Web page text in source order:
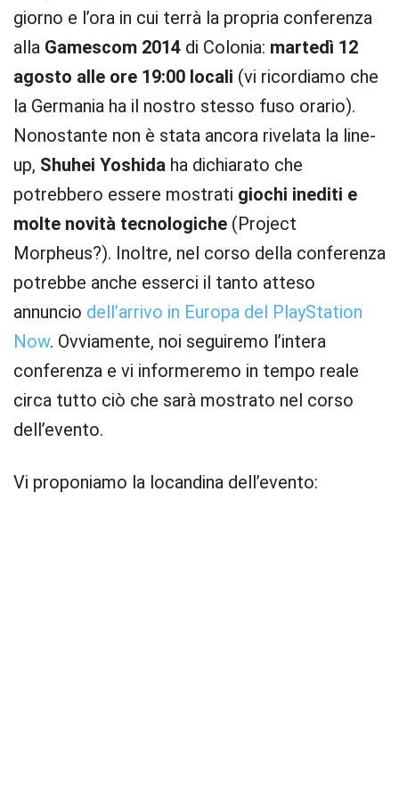
giorno e l’ora in cui terrà la propria conferenza
alla Gamescom 2014 di Colonia: martedì 12
agosto alle ore 19:00 locali (vi ricordiamo che
la Germania ha il nostro stesso fuso orario).
Nonostante non è stata ancora rivelata la line-
up, Shuhei Yoshida ha dichiarato che
potrebbero essere mostrati giochi inediti e
molte novità tecnologiche (Project
Morpheus?). Inoltre, nel corso della conferenza
potrebbe anche esserci il tanto atteso
annuncio dell’arrivo in Europa del PlayStation
Now. Ovviamente, noi seguiremo l’intera
conferenza e vi informeremo in tempo reale
circa tutto ciò che sarà mostrato nel corso
dell’evento.
Vi proponiamo la locandina dell’evento: